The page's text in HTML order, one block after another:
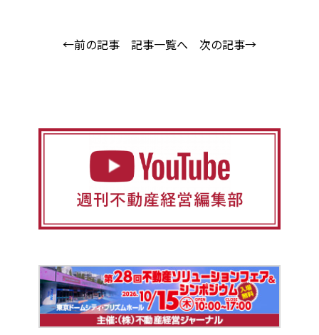
←前の記事 記事一覧へ 次の記事→